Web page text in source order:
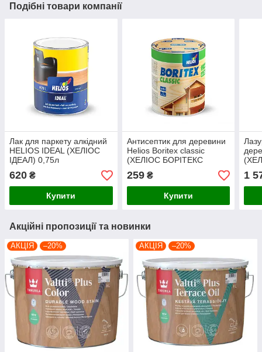
Подібні товари компанії
Лак для паркету алкідний
HELIOS IDEAL (ХЕЛІОС
ІДЕАЛ) 0,75л
напівматовий
620 ₴
Купити
Антисептик для деревини
Helios Boritex classic
(ХЕЛІОС БОРІТЕКС
КЛАСІК) 0,75л безколірний
259₴
Купити
1
Акційні пропозиції та новинки
АКЦІЯ –20% АКЦІЯ –20%